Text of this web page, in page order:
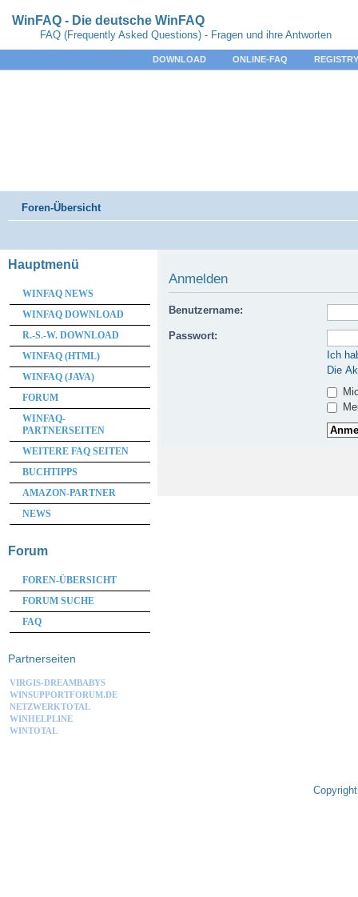
WinFAQ - Die deutsche WinFAQ
FAQ (Frequently Asked Questions) - Fragen und ihre Antworten
DOWNLOAD ONLINE-FAQ
Foren-Übersicht
Anmelden
Benutzername:
Passwort:
Ich
Die
Hauptmenü
WINFAQ NEWS
WINFAQ DOWNLOAD
R.-S.-W. DOWNLOAD
WINFAQ (HTML)
WINFAQ (JAVA)
FORUM
WINFAQ-
PARTNERSEITEN
WEITERE FAQ SEITEN
BUCHTIPPS
AMAZON-PARTNER
NEWS
Forum
FOREN-ÜBERSICHT
FORUM SUCHE
FAQ
Partnerseiten
VIRGIS-DREAMBABYS
WINSUPPORTFORUM.DE
NETZWERKTOTAL
WINHELPLINE
WINTOTAL